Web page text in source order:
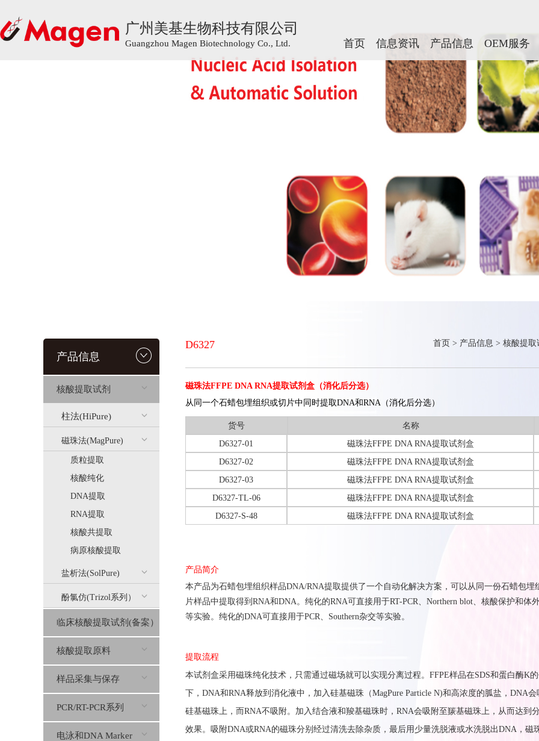
广州美基生物科技有限公司
Guangzhou Magen Biotechnology Co., Ltd. 首页 信息资讯 产品信息 OEM服务
广州美基生物科技有限公司
Guangzhou Magen Biotechnology Co., Ltd. 首页 信息资讯 产品信息 OEM服务
产品信息
核酸提取试剂
柱法(HiPure)
磁珠法(MagPure)
质粒提取
核酸纯化
DNA提取
RNA提取
核酸共提取
病原核酸提取
盐析法(SolPure)
酚氯仿(Trizol系列）
临床核酸提取试剂(备案）
核酸提取原料
样品采集与保存
PCR/RT-PCR系列
电泳和DNA Marker
D6327 首页 > 产品信息 > 核酸提取
磁珠法FFPE DNA RNA提取试剂盒（消化后分选）
从同一个石蜡包埋组织或切片中同时提取DNA和RNA（消化后分选）
货号
名称
D6327-01
磁珠法FFPE DNA RNA提取试剂盒
D6327-02
磁珠法FFPE DNA RNA提取试剂盒
D6327-03
磁珠法FFPE DNA RNA提取试剂盒
D6327-TL-06
磁珠法FFPE DNA RNA提取试剂盒
D6327-S-48
磁珠法FFPE DNA RNA提取试剂盒
产品简介
本产品为石蜡包埋组织样品DNA/RNA提取提供了一个 自动化解决方案 ， 可以从同一份石蜡包埋
片样品中提取得到 RNA和DNA。纯化的RNA可直接用于RT-PCR、 Northern blot、核酸保护和体
等实验。纯化的DNA可直接用于PCR、 Southern杂交等实验。
提取流程
本试剂盒采用磁珠纯化技术，只需通过磁场就可以实现分离过程。FFPE样品在SDS和蛋白酶K
下，DNA和RNA释放到消化液中，加入硅基磁珠（MagPure Particle N)和高浓度的胍盐，DNA会
硅基磁珠上，而RNA不吸附。加入结合液和羧基磁珠时，RNA会吸附至羰基磁珠上，从而达到
效果。吸附DNA或RNA的磁珠分别经过清洗去除杂质，最后用少量洗脱液或水洗脱出DNA，磁